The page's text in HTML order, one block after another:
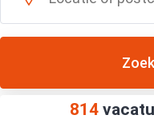
814